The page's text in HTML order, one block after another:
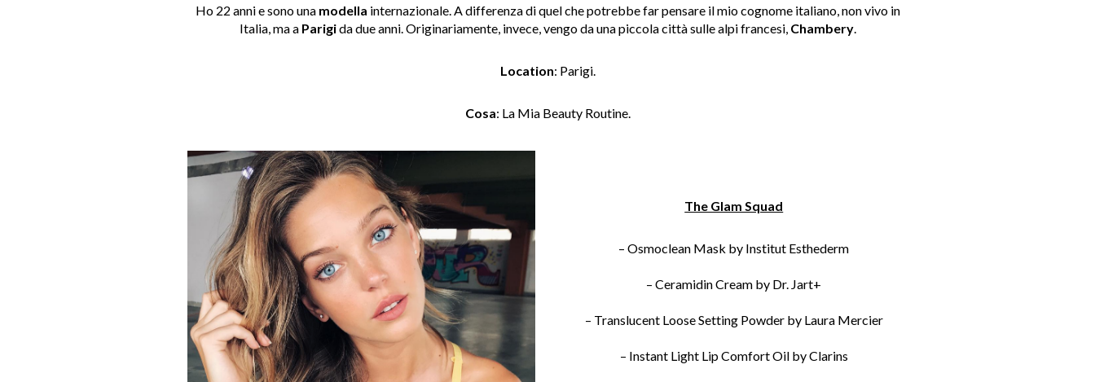
Ho 22 anni e sono una modella internazionale. A differenza di quel che potrebbe far pensare il mio cognome italiano, non vivo in
Italia, ma a Parigida due anni. Originariamente, invece, vengo da una piccola città sulle alpi francesi, Chambery.
Location: Parigi.
Cosa: La Mia Beauty Routine.
The Glam Squad
– Osmoclean Mask by Institut Esthederm
– Ceramidin Cream by Dr. Jart+
– Translucent Loose Setting Powder by Laura Mercier
– Instant Light Lip Comfort Oil by Clarins